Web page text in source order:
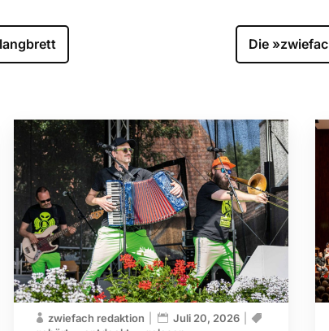
Die
zwiefach redaktion
Juli 20, 2026